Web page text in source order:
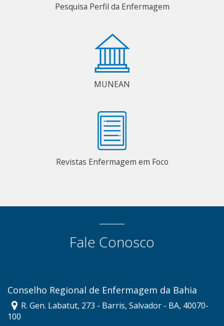
Pesquisa Perfil da Enfermagem
MUNEAN
Revistas Enfermagem em Foco
Fale Conosco
Conselho Regional de Enfermagem da Bahia
R. Gen. Labatut, 273 - Barris, Salvador - BA, 40070-
100